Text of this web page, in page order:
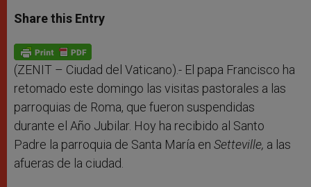
t
s
p
p
s
e
g
e
e
b
o
k
Share this Entry
(ZENIT – Ciudad del Vaticano).- El papa Francisco ha
retomado este domingo las visitas pastorales a las
parroquias de Roma, que fueron suspendidas
durante el Año Jubilar. Hoy ha recibido al Santo
Padre la parroquia de Santa María en Setteville, a las
afueras de la ciudad.